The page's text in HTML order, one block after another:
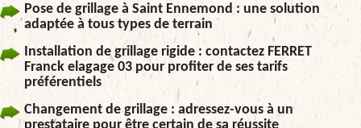
Pose de grillage à Saint Ennemond : une solution
adaptée à tous types de terrain
Installation de grillage rigide : contactez FERRET
Franck elagage 03 pour profiter de ses tarifs
préférentiels
Changement de grillage : adressez-vous à un